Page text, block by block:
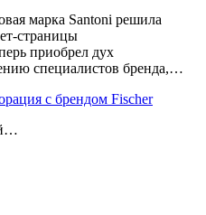
марка Santoni решила
страницы
приобрел дух
специалистов бренда,…
с брендом Fischer